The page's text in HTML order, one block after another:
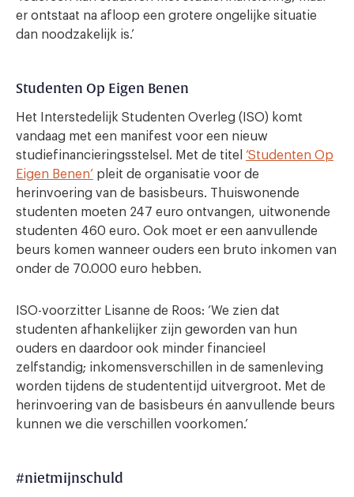
er ontstaat na afloop een grotere ongelijke situatie
dan noodzakelijk is.’
Studenten Op Eigen Benen
Het Interstedelijk Studenten Overleg (ISO) komt
vandaag met een manifest voor een nieuw
studiefinancieringsstelsel. Met de titel ‘Studenten Op
Eigen Benen’ pleit de organisatie voor de
herinvoering van de basisbeurs. Thuiswonende
studenten moeten 247 euro ontvangen, uitwonende
studenten 460 euro. Ook moet er een aanvullende
beurs komen wanneer ouders een bruto inkomen van
onder de 70.000 euro hebben.
ISO-voorzitter Lisanne de Roos: ‘We zien dat
studenten afhankelijker zijn geworden van hun
ouders en daardoor ook minder financieel
zelfstandig; inkomensverschillen in de samenleving
worden tijdens de studententijd uitvergroot. Met de
herinvoering van de basisbeurs én aanvullende beurs
kunnen we die verschillen voorkomen.’
#nietmijnschuld